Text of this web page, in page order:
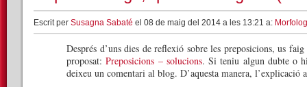
Escrit per Susagna Sabaté el 08 de maig del 2014 a les 13:21 a:
Després d’uns dies de reflexió sobre les preposicions, us
proposat:Preposicions – solucions. Si teniu algun dubte o hi
deixeu un comentari al blog. D’aquesta manera, l’explicació